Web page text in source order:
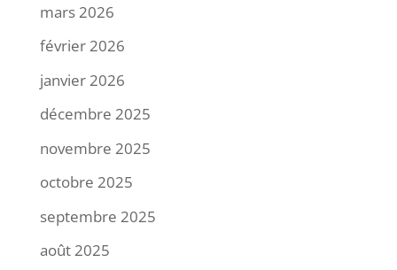
mars 2026
février 2026
janvier 2026
décembre 2025
novembre 2025
octobre 2025
septembre 2025
août 2025